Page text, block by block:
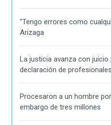
"Tengo errores como
Arizaga
La justicia avanza con
declaración de profesionales
Procesaron a un hombre
embargo de tres millones